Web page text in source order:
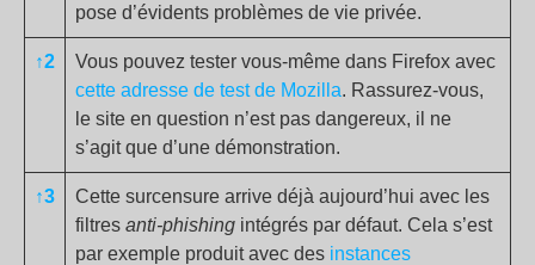
pose d’évidents problèmes de vie privée.
↑2
Vous pouvez tester vous-même dans Firefox avec
cette adresse de test de Mozilla. Rassurez-vous,
le site en question n’est pas dangereux, il ne
s’agit que d’une démonstration.
↑3
Cette surcensure arrive déjà aujourd’hui avec les
filtres anti-phishing intégrés par défaut. Cela s’est
par exemple produit avec des instances